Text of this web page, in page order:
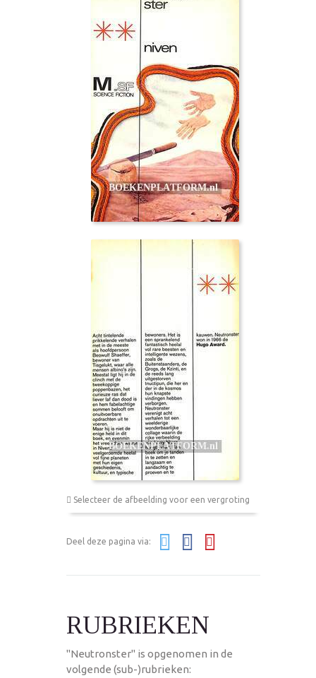
Selecteer de afbeelding voor een vergroting
Deel deze pagina via:
RUBRIEKEN
"Neutronster" is opgenomen in de
volgende (sub-)rubrieken: